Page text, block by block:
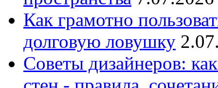
Как грамотно
долговую ловушку
Советы дизайнеров: